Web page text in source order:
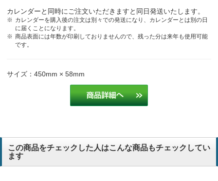
カレンダーと同時にご注文いただきますと同日発送いたします。
カレンダーを購入後の注文は別々での発送になり、カレンダーとは別の日
に届くことになります。
商品表面には年数が印刷しておりませんので、残った分は来年も使用可能
です。
サイズ：450mm × 58mm
この商品をチェックした人はこんな商品もチェックしてい
ます